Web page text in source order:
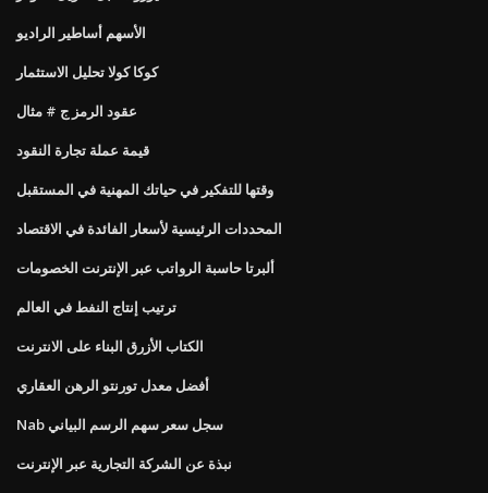
الأسهم أساطير الراديو
كوكا كولا تحليل الاستثمار
عقود الرمز ج # مثال
قيمة عملة تجارة النقود
وقتها للتفكير في حياتك المهنية في المستقبل
المحددات الرئيسية لأسعار الفائدة في الاقتصاد
ألبرتا حاسبة الرواتب عبر الإنترنت الخصومات
ترتيب إنتاج النفط في العالم
الكتاب الأزرق البناء على الانترنت
أفضل معدل تورنتو الرهن العقاري
Nab سجل سعر سهم الرسم البياني
نبذة عن الشركة التجارية عبر الإنترنت